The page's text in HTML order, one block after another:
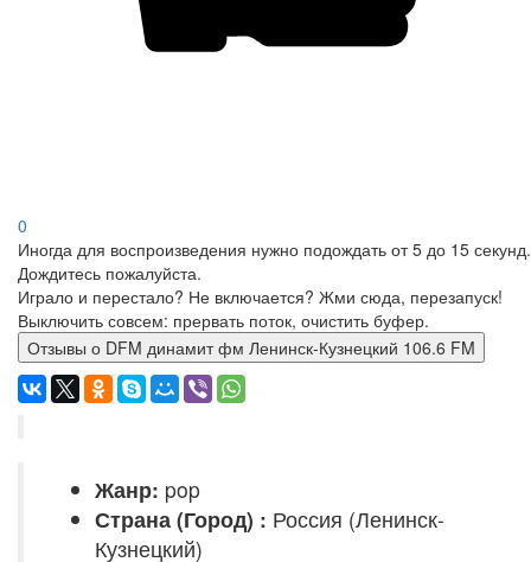
0
Иногда для воспроизведения нужно подождать от 5 до 15 секунд.
Дождитесь пожалуйста.
Играло и перестало? Не включается? Жми сюда, перезапуск!
Выключить совсем: прервать поток, очистить буфер.
Отзывы о DFM динамит фм Ленинск-Кузнецкий 106.6 FM
Жанр: pop
Страна (Город) : Россия (Ленинск-
Кузнецкий)